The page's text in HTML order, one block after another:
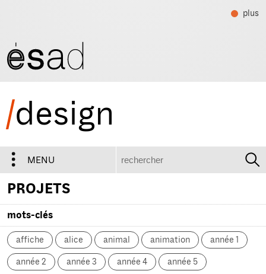
plus
/design
MENU
PROJETS
mots-clés
affiche alice animal animation année 1
année 2 année 3 année 4 année 5